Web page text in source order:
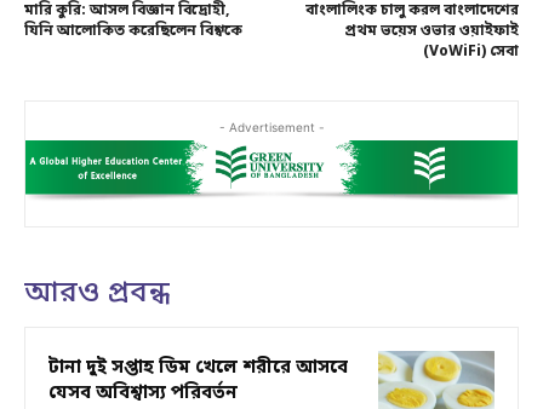
মারি কুরি: আসল বিজ্ঞান বিদ্রোহী,
যিনি আলোকিত করেছিলেন বিশ্বকে
বাংলালিংক চালু করল বাংলাদেশের
প্রথম ভয়েস ওভার ওয়াইফাই
(VoWiFi) সেবা
- Advertisement -
আরও প্রবন্ধ
টানা দুই সপ্তাহ ডিম খেলে শরীরে আসবে
যেসব অবিশ্বাস্য পরিবর্তন